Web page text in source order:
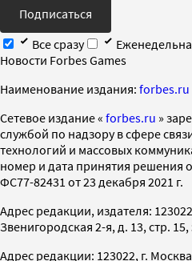
Подписаться
Все сразу
Новости Forbes Games
Наименование издания: forbes.ru
Cетевое издание « forbes.ru »
службой по надзору в сфере
технологий и массовых
номер и дата принятия решения
ФС77-82431 от 23 декабря 2021 г.
Адрес редакции, издателя:
Звенигородская 2-я, д. 13, стр. 15,
Адрес редакции: 123022, г.